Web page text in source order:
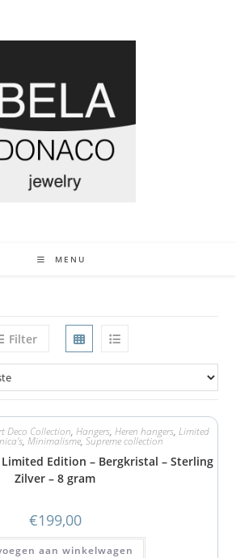
MENU
Filter
Deco Collection, Hangers, Heren hangers, Limited
, Minimalisme, Supreme collection
Limited Edition – Bergkristal – Sterling
Zilver – 8 gram
€199,00
aan winkelwagen